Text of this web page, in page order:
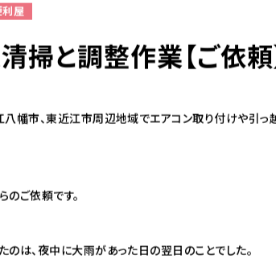
利屋
掃と調整作業【ご依頼
八幡市、東近江市周辺地域でエアコン取り付けや引
ご依頼です。
は、夜中に大雨があった日の翌日のことでした。